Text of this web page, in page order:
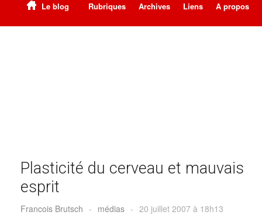
Le blog Rubriques Archives Liens A propos
Plasticité du cerveau et mauvais
esprit
Francois Brutsch - médias - 20 juillet 2007 à 18h13